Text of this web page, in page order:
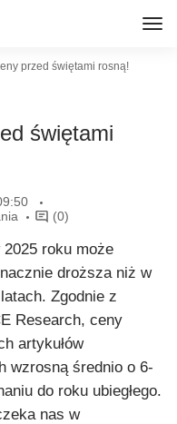
przed świętami rosną!
świętami
(0)
roku może
droższa niż w
Zgodnie z
Research, ceny
artykułów
wzrosną średnio o 6-
do roku ubiegłego.
nas w